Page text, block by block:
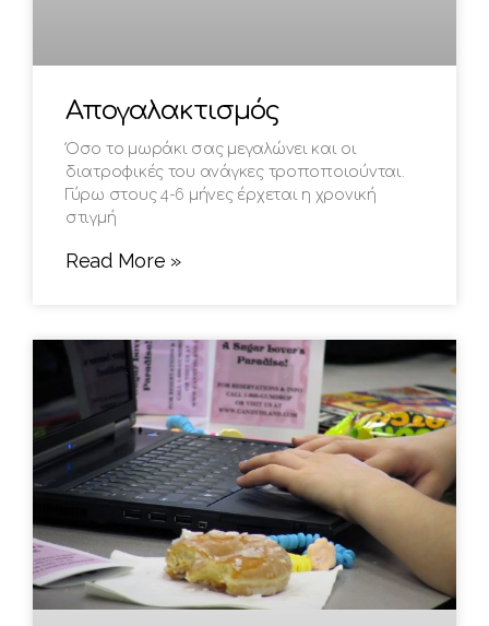
Απογαλακτισμός
Όσο το μωράκι σας μεγαλώνει και οι
διατροφικές του ανάγκες τροποποιούνται.
Γύρω στους 4-6 μήνες έρχεται η χρονική
στιγμή
Read More »